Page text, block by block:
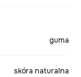
guma
skóra naturalna